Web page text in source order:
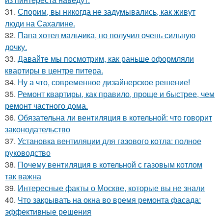
31. Спорим, вы никогда не задумывались, как живут
люди на Сахалине.
32. Папа хотел мальчика, но получил очень сильную
дочку.
33. Давайте мы посмотрим, как раньше оформляли
квартиры в центре питера.
34. Ну а что, современное дизайнерское решение!
35. Ремонт квартиры, как правило, проще и быстрее, чем
ремонт частного дома.
36. Обязательна ли вентиляция в котельной: что говорит
законодательство
37. Установка вентиляции для газового котла: полное
руководство
38. Почему вентиляция в котельной с газовым котлом
так важна
39. Интересные факты о Москве, которые вы не знали
40. Что закрывать на окна во время ремонта фасада:
эффективные решения